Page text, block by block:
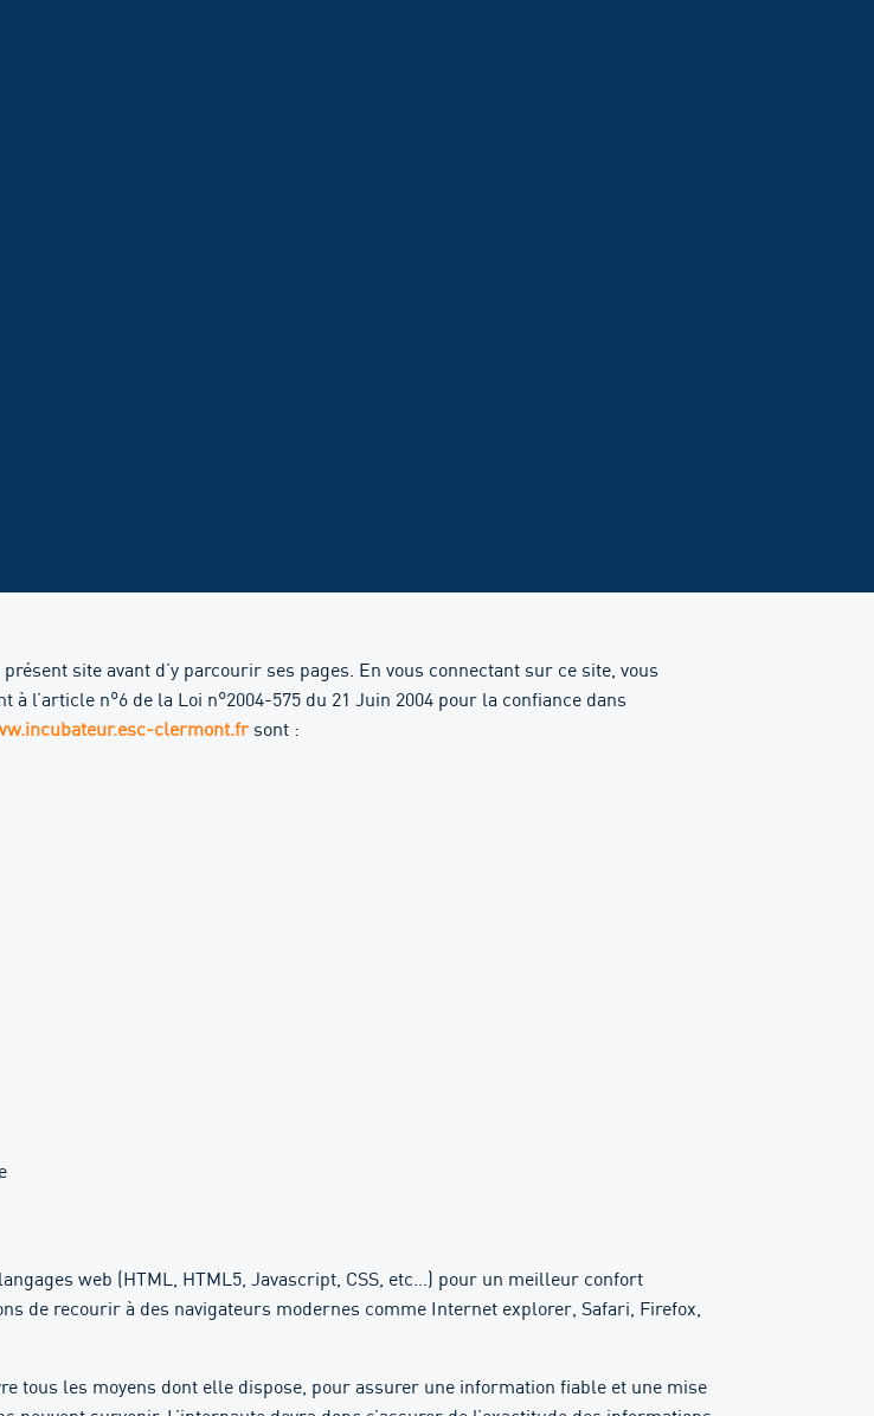
site avant d’y parcourir ses pages. En vous connectant sur ce site, vous
l’article n°6 de la Loi n°2004-575 du 21 Juin 2004 pour la confiance dans
clermont.fr sont :
web (HTML, HTML5, Javascript, CSS, etc…) pour un meilleur confort
de recourir à des navigateurs modernes comme Internet explorer, Safari, Firefox,
tous les moyens dont elle dispose, pour assurer une information fiable et une mise